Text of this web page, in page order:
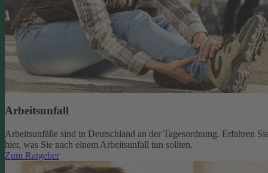
Arbeitsunfall
Arbeitsunfälle sind in Deutschland an der Tagesordnung. Erfahren
hier, was Sie nach einem Arbeitsunfall tun sollten.
Zum Ratgeber